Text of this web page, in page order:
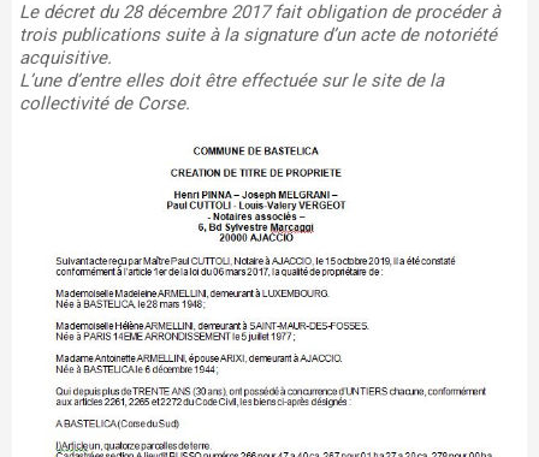
Le décret du 28 décembre 2017 fait obligation de procéder à
trois publications suite à la signature d’un acte de notoriété
acquisitive.
L’une d’entre elles doit être effectuée sur le site de la
collectivité de Corse.